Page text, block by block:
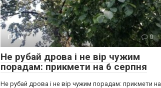
Події 0
Не рубай дрова і не вір чужим
порадам: прикмети на 6 серпня
Не рубай дрова і не вір чужим порадам: прикмети на